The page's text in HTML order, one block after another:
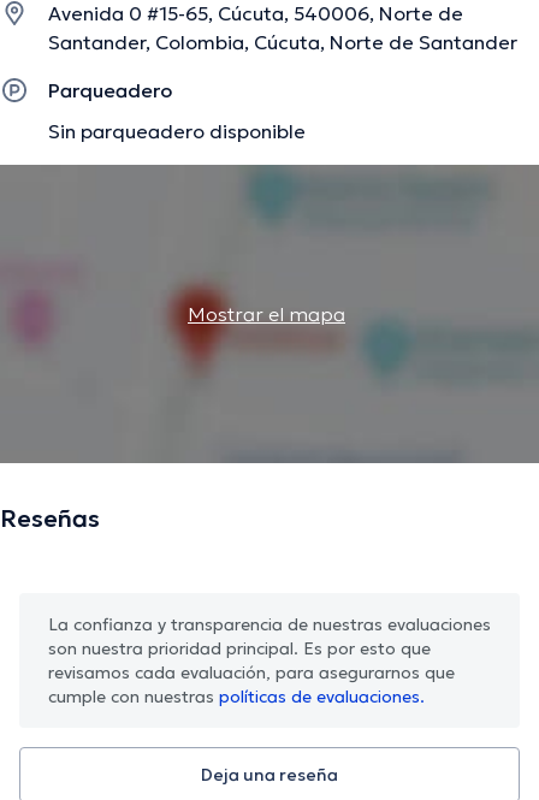
de especialización y ha difundido diversos artículos. Cabe
mencionar que, el profesional de la salud puede hablar en
Español.
Avenida 0 #15-65, Cúcuta, 540006, Norte de
Santander, Colombia, Cúcuta, Norte de Santander
Parqueadero
Sin parqueadero disponible
Mostrar el mapa
Reseñas
La confianza y transparencia de nuestras evaluaciones
son nuestra prioridad principal. Es por esto que
revisamos cada evaluación, para asegurarnos que
cumple con nuestras políticas de evaluaciones.
Deja una reseña